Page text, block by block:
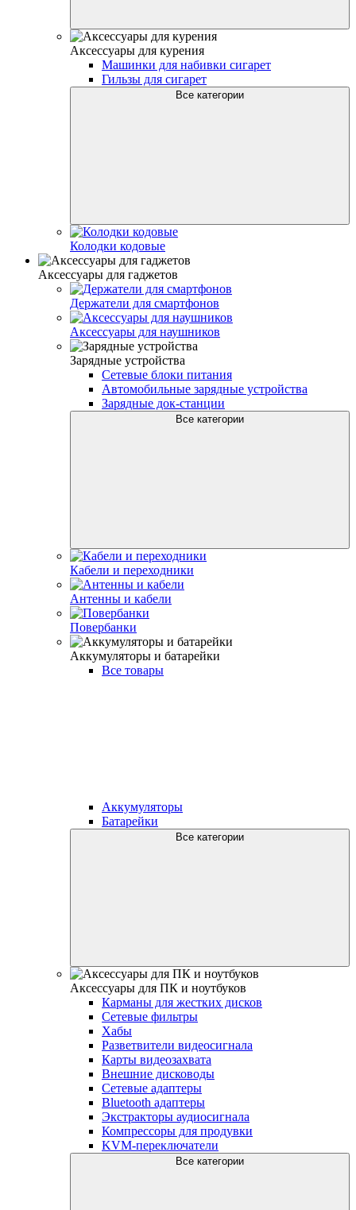
Аксессуары для курения
Машинки для набивки сигарет
Гильзы для сигарет
Все категории
Колодки кодовые
Аксессуары для гаджетов
Держатели для смартфонов
Аксессуары для наушников
Зарядные устройства
Сетевые блоки питания
Автомобильные зарядные устройства
Зарядные док-станции
Все категории
Кабели и переходники
Антенны и кабели
Повербанки
Аккумуляторы и батарейки
Все товары
Аккумуляторы
Батарейки
Все категории
Аксессуары для ПК и ноутбуков
Карманы для жестких дисков
Сетевые фильтры
Хабы
Разветвители видеосигнала
Карты видеозахвата
Внешние дисководы
Сетевые адаптеры
Bluetooth адаптеры
Экстракторы аудиосигнала
Компрессоры для продувки
KVM-переключатели
Все категории